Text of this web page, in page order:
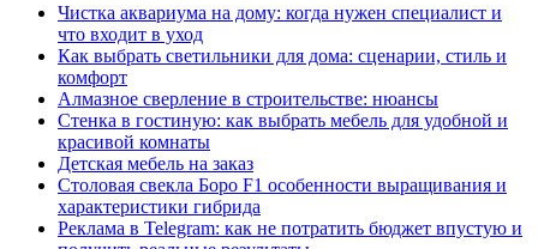
Чистка аквариума на дому: когда нужен специалист и
что входит в уход
Как выбрать светильники для дома: сценарии, стиль и
комфорт
Алмазное сверление в строительстве: нюансы
Стенка в гостиную: как выбрать мебель для удобной и
красивой комнаты
Детская мебель на заказ
Столовая свекла Боро F1 особенности выращивания и
характеристики гибрида
Реклама в Telegram: как не потратить бюджет впустую и